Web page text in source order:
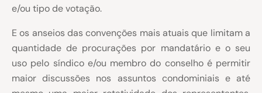
e/ou tipo de votação.
E os anseios das convenções mais atuais que limitam a
quantidade de procurações por mandatário e o seu
uso pelo síndico e/ou membro do conselho é permitir
maior discussões nos assuntos condominiais e até